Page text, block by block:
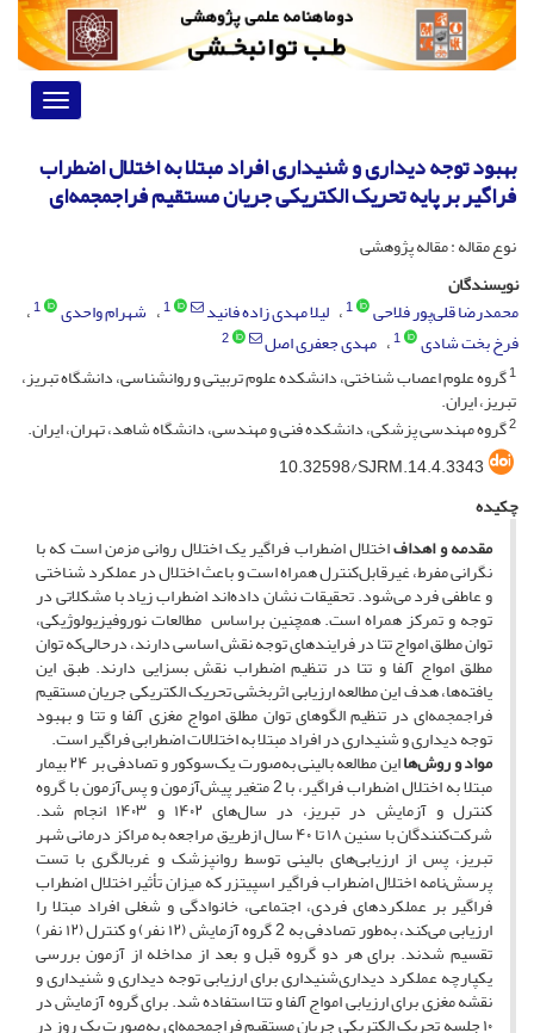
Toggle
بهبود توجه دیداری و شنیداری افراد مبتلا به اختلال اضطراب
فراگیر‌ بر پایه تحریک الکتریکی جریان مستقیم فراجمجمه‌ای
نوع مقاله : مقاله پژوهشی
نویسندگان
محمدرضا قلی‌پور فلاحی
1 لیلا مهدی زاده فانید 1 شهرام واحدی 1
فرخ بخت شادی 1 مهدی جعفری اصل
2
1گروه علوم اعصاب شناختی، دانشکده علوم تربیتی و روانشناسی، دانشگاه تبریز،
تبریز، ایران.
2گروه مهندسی پزشکی، دانشکده فنی و مهندسی، دانشگاه شاهد، تهران، ایران.
10.32598/SJRM.14.4.3343
چکیده
مقدمه و اهدافاختلال اضطراب فراگیر یک اختلال روانی مزمن است که با
نگرانی مفرط، غیرقابل‌کنترل همراه است و باعث اختلال در عملکرد شناختی
و عاطفی فرد می‌شود. تحقیقات نشان داده‌اند اضطراب زیاد با مشکلاتی در
توجه و تمرکز همراه است. همچنین بر‌اساس مطالعات نوروفیزیولوژیکی،
توان مطلق امواج تتا در فرایندهای توجه نقش اساسی دارند، درحالی‌که توان
مطلق امواج آلفا و تتا در تنظیم اضطراب نقش بسزایی دارند. طبق این
یافته‌ها، هدف این مطالعه ارزیابی اثربخشی تحریک الکتریکی جریان مستقیم
فراجمجمه‌ای در تنظیم الگوهای توان مطلق امواج مغزی آلفا و تتا و بهبود
توجه دیداری و شنیداری در افراد مبتلا به اختلالات اضطرابی فراگیر است.
مواد و روش‌ها این مطالعه بالینی به‌صورت یک‌سو‌‌کور و تصادفی بر ۲۴ بیمار
مبتلا به اختلال اضطراب فراگیر، با 2 متغیر پیش‌آزمون و پس‌آزمون با گروه
کنترل و آزمایش در تبریز، در سال‌های ۱۴۰۲ و ۱۴۰۳ انجام شد.
شرکت‌کنندگان با سنین ۱۸ تا ۴۰ سال از‌طریق مراجعه به مراکز درمانی شهر
تبریز، پس از ارزیابی‌های بالینی توسط روانپزشک و غربالگری با تست
پرسش‌نامه اختلال اضطراب فراگیر اسپیتزر که میزان تأثیر اختلال اضطراب
فراگیر بر عملکردهای فردی، اجتماعی، خانوادگی و شغلی افراد مبتلا را
ارزیابی می‌کند، به‌طور تصادفی به 2 گروه آزمایش (۱۲ نفر) و کنترل (۱۲ نفر)
تقسیم شدند. برای هر دو گروه قبل و بعد از مداخله از آزمون بررسی
یکپارچه عملکرد دیداری‌شنیداری برای ارزیابی توجه دیداری و شنیداری و
نقشه مغزی برای ارزیابی امواج آلفا و تتا استفاده شد. برای گروه آزمایش در
۱۰ جلسه تحریک الکتریکی جریان مستقیم فراجمجمه‌ای‌ به‌صورت یک روز در